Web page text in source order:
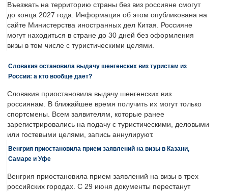
Въезжать на территорию страны без виз россияне смогут
до конца 2027 года. Информация об этом опубликована на
сайте Министерства иностранных дел Китая. Россияне
могут находиться в стране до 30 дней без оформления
визы в том числе с туристическими целями.
Словакия остановила выдачу шенгенских виз туристам из
России: а кто вообще дает?
Словакия приостановила выдачу шенгенских виз
россиянам. В ближайшее время получить их могут только
спортсмены. Всем заявителям, которые ранее
зарегистрировались на подачу с туристическими, деловыми
или гостевыми целями, запись аннулируют.
Венгрия приостановила прием заявлений на визы в Казани,
Самаре и Уфе
Венгрия приостановила прием заявлений на визы в трех
российских городах. С 29 июня документы перестанут